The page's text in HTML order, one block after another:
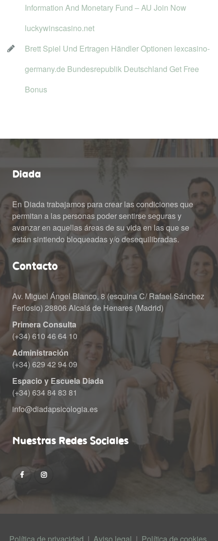
Information And Monetary Fund – AU Join Now
luckywinscasino.net
Brett Spiel Und Ertragen Händler Optionen lexcasino-
germany.de Bundesrepublik Deutschland Get Free
Bonu
Diada
En Diada trabajamos para crear las condiciones que
permitan a las personas poder sentirse seguras y
avanzar en aquellas áreas de su vida en las que se
están sintiendo bloqueadas y/o desequilibradas.
Contacto
Av. Miguel Ángel Blanco, 8 (esquina C/ Rafael Sánchez
Ferlosio) 28806 Alcalá de Henares (Madrid)
Primera Consulta
(+34) 610 46 64 10
Administración
(+34) 629 42 94 09
Espacio y Escuela Diada
(+34) 634 84 83 81
info@diadapsicologia.e
Nuestras Redes Sociale